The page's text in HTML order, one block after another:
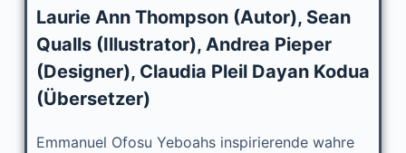
Laurie Ann Thompson (Autor), Sean
Qualls (Illustrator), Andrea Pieper
(Designer), Claudia Pleil Dayan Kodua
(Übersetzer)
Emmanuel Ofosu Yeboahs inspirierende wahre